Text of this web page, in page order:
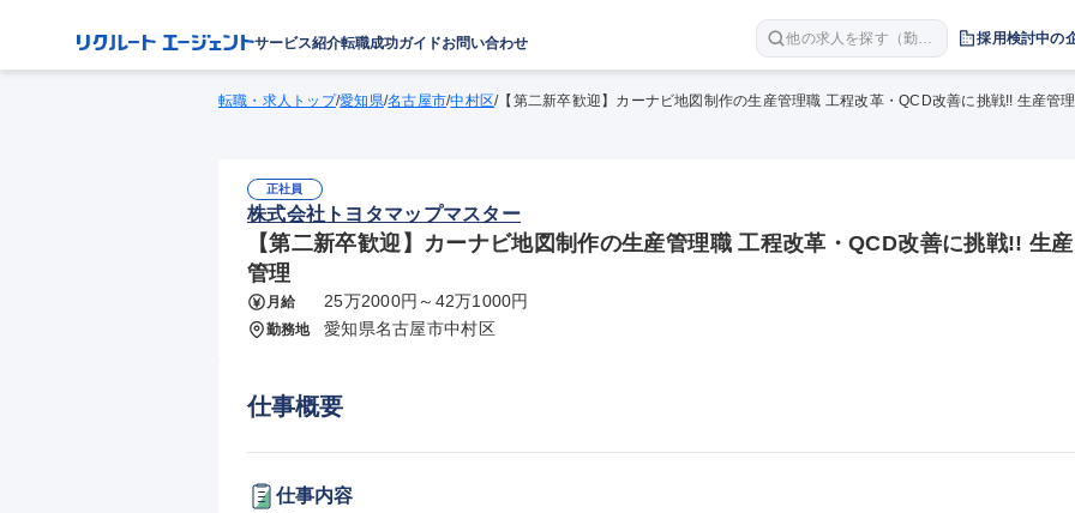
サービス紹介転職成功ガイドお問い合わせ
他の求人を探す（勤務
地 職種 年収など）
採用検討中の
転職・求人トップ/愛知県/名古屋市/中村区/【第二新卒歓迎】カーナビ地図制作の生産管理職 工程改革・QCD改善に挑戦!! 生産管理
正社員
株式会社トヨタマップマスター
【第二新卒歓迎】カーナビ地図制作の生産管理職 工程改革・QCD改善に挑戦!! 生産
管理
月給 25万2000円～42万1000円
勤務地 愛知県名古屋市中村区
仕事概要
仕事内容